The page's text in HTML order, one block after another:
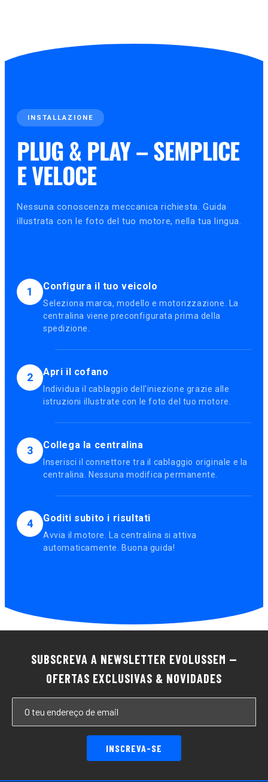
INSTALLAZIONE
PLUG & PLAY – SEMPLICE
E VELOCE
Nessuna conoscenza meccanica richiesta. Guida
illustrata con le foto del tuo motore, nella tua lingua.
1 Configura il tuo veicolo
Seleziona marca, modello e motorizzazione. La
centralina viene preconfigurata prima della
spedizione.
2 Apri il cofano
Individua il cablaggio dell'iniezione grazie alle
istruzioni illustrate con le foto del tuo motore.
3 Collega la centralina
Inserisci il connettore tra il cablaggio originale e la
centralina. Nessuna modifica permanente.
4 Goditi subito i risultati
Avvia il motore. La centralina si attiva
automaticamente. Buona guida!
SUBSCREVA A NEWSLETTER EVOLUSSEM —
OFERTAS EXCLUSIVAS & NOVIDADES
INSCREVA-SE